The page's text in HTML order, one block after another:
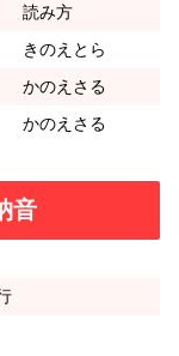
読み方
きのえとら
かのえさる
かのえさる
音